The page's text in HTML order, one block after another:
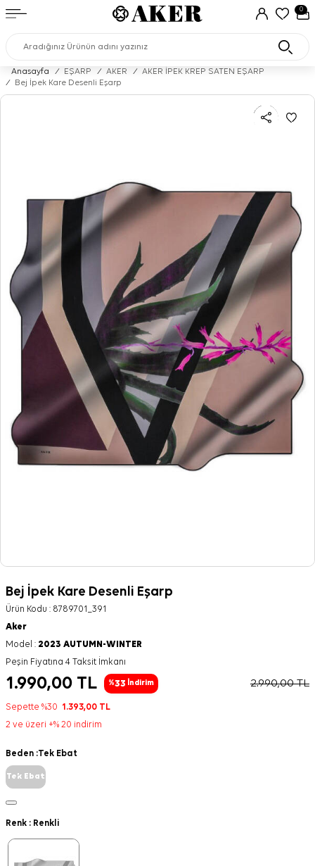
0
Anasayfa / EŞARP / AKER /
AKER İPEK KREP SATEN EŞARP
/
Bej İpek Kare Desenli Eşarp
Bej İpek Kare Desenli Eşarp
Ürün Kodu : 8789701_391
Aker
Model : 2023 AUTUMN-WINTER
Peşin Fiyatına 4 Taksit İmkanı
1.990,00 TL %33 İndirim 2.990,00TL
Sepette %30 1.393,00 TL
2 ve üzeri +% 20 indirim
Beden :Tek Ebat
Tek Ebat
Renk : Renkli